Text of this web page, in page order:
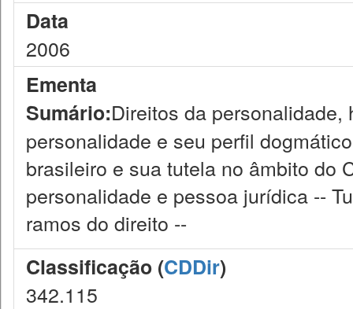
Data
2006
Ementa
Sumário:Direitos da
personalidade e seu perfil
brasileiro e sua tutela no âmbito do
personalidade e pessoa jurídica --
ramos do direito --
Classificação (CDDir)
342.115